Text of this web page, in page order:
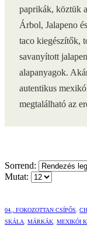
paprikák, köztük
Árbol, Jalapeno
taco kiegészítők,
savanyított
alapanyagok.
autentikus
megtalálható az
Sorrend:
Mutat:
04., FOKOZOTTAN CSÍPŐS
SKÁLA
MÁRKÁK MEXIKÓI